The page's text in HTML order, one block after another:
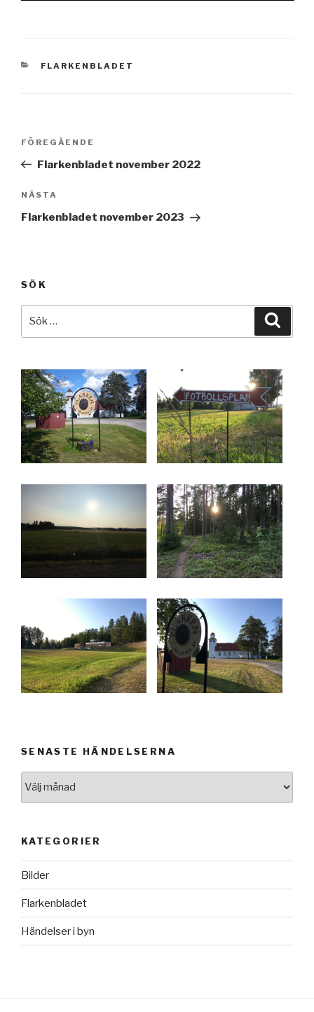
KATEGORIER
FLARKENBLADET
Inläggsnavigering
Föregående
inlägg
FÖREGÅENDE
Flarkenbladet november 2022
Nästa
inlägg
NÄSTA
Flarkenbladet november 2023
SÖK
SENASTE HÄNDELSERNA
Senaste
händelserna
KATEGORIER
Bilder
Flarkenbladet
Händelser i byn